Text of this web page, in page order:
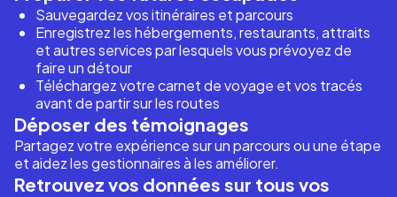
Sauvegardez vos itinéraires et parcours
Enregistrez les hébergements, restaurants, attraits
et autres services par lesquels vous prévoyez de
faire un détour
Téléchargez votre carnet de voyage et vos tracés
avant de partir sur les routes
Déposer des témoignages
Partagez votre expérience sur un parcours ou une étape
et aidez les gestionnaires à les améliorer.
Retrouvez vos données sur tous vos